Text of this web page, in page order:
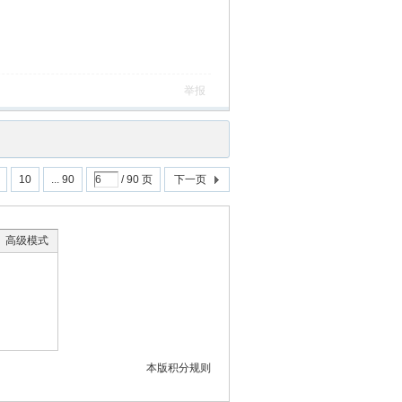
举报
10 ... 90 / 90 页 下一页
高级模式
本版积分规则